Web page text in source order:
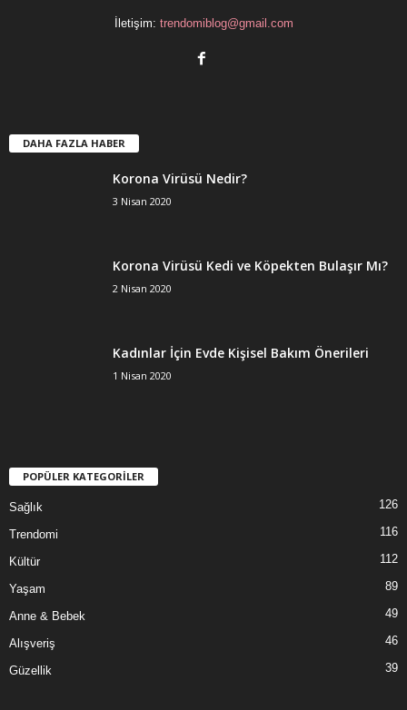
İletişim: trendomiblog@gmail.com
DAHA FAZLA HABER
Korona Virüsü Nedir?
3 Nisan 2020
Korona Virüsü Kedi ve Köpekten Bulaşır Mı?
2 Nisan 2020
Kadınlar İçin Evde Kişisel Bakım Önerileri
1 Nisan 2020
POPÜLER KATEGORİLER
Sağlık 126
Trendomi 116
Kültür 112
Yaşam 89
Anne & Bebek 49
Alışveriş 46
Güzellik 39